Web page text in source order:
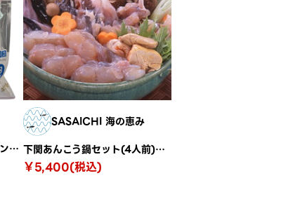
キャンベルスープ（インスタントスープ） コーンポタージュ・クラムチャウダー36袋/コストコ
SASAICHI 海の恵み
下関あんこう鍋セット(4人前) A-305
￥5,400(税込)